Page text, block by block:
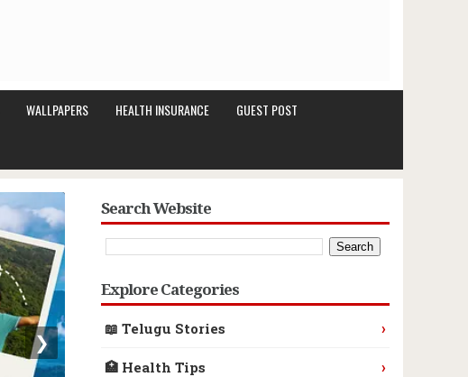
WALLPAPERS HEALTH INSURANCE GUEST POST
❯
Search Website
Explore Categories
📖 Telugu Stories ›
🏥 Health Tips ›